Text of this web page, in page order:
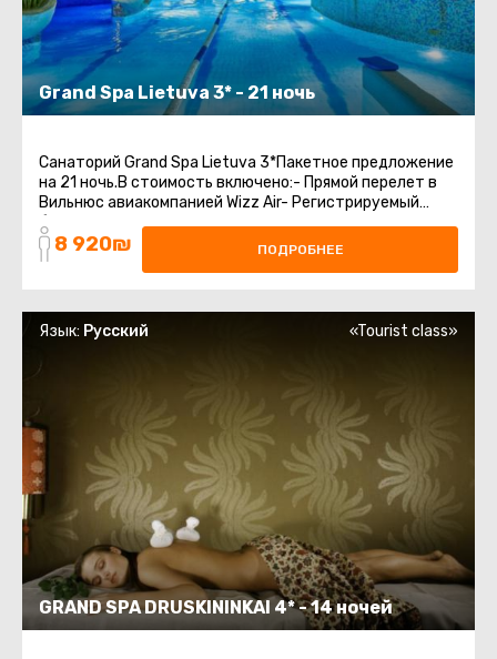
Grand Spa Lietuva 3* - 21 ночь
Санаторий Grand Spa Lietuva 3*Пакетное предложение
на 21 ночь.В стоимость включено:- Прямой перелет в
Вильнюс авиакомпанией Wizz Air- Регистрируемый
багаж 20 кг + ручная кладь- Бесплатная ...
8 920₪ ПОДРОБНЕЕ
GRAND SPA DRUSKININKAI 4* - 14 ночей
Язык: Русский «Tourist class»